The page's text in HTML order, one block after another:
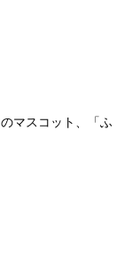
マスコット、「ふ